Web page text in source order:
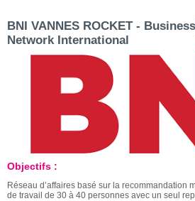
BNI VANNES ROCKET - Business
Network International
Objectifs :
Réseau d’affaires basé sur la recommandation
de travail de 30 à 40 personnes avec un seul